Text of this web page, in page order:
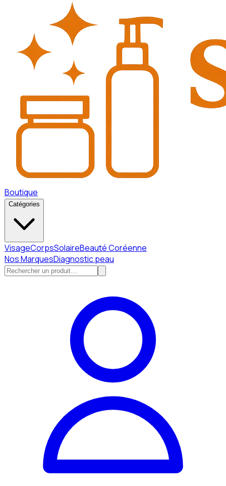
Boutique
Catégories
VisageCorpsSolaireBeauté Coréenne
Nos MarquesDiagnostic peau